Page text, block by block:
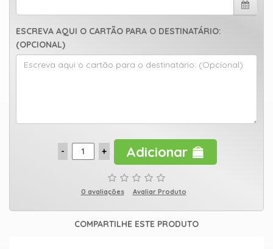
ESCREVA AQUI O CARTÃO PARA O DESTINATÁRIO:
(OPCIONAL)
Adicionar
0 avaliações Avaliar Produto
COMPARTILHE ESTE PRODUTO